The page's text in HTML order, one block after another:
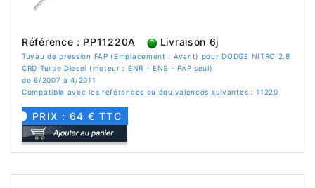
Référence : PP11220A Livraison 6j
Tuyau de pression FAP (Emplacement : Avant) pour DODGE NITRO 2.8
CRD Turbo Diesel (moteur : ENR - ENS - FAP seul)
de 6/2007 à 4/2011
Compatible avec les références ou équivalences suivantes : 11220
PRIX : 64 € TTC